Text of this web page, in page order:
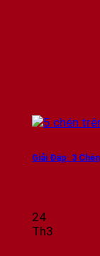
Giải Đáp: 3
24
Th3